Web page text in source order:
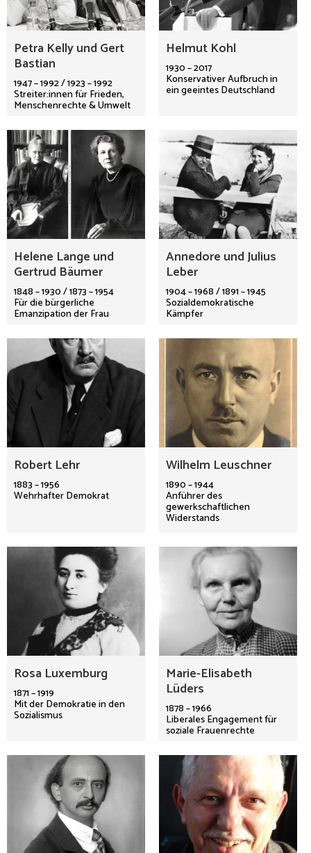
Petra Kelly und Gert
Bastian
1947 – 1992 / 1923 – 1992
Streiter:innen für Frieden,
Menschenrechte & Umwelt
Helmut Kohl
1930 – 2017
Konservativer Aufbruch in
ein geeintes Deutschland
Helene Lange und
Gertrud Bäumer
1848 – 1930 / 1873 – 1954
Für die bürgerliche
Emanzipation der Frau
Annedore und Julius
Leber
1904 – 1968 / 1891 – 1945
Sozialdemokratische
Kämpfer
Robert Lehr
1883 – 1956
Wehrhafter Demokrat
Wilhelm Leuschner
1890 – 1944
Anführer des
gewerkschaftlichen
Widerstands
Rosa Luxemburg
1871 – 1919
Mit der Demokratie in den
Sozialismus
Marie-Elisabeth
Lüders
1878 – 1966
Liberales Engagement für
soziale Frauenrechte